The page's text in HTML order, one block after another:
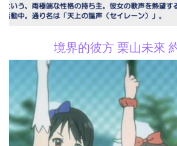
境界的彼方 栗山未來